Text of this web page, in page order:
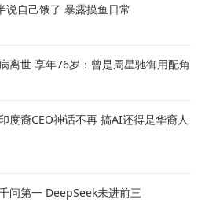
说自己饿了 暴露摸鱼日常
离世 享年76岁：曾是周星驰御用配角
度裔CEO神话不再 搞AI还得是华裔人
问第一 DeepSeek未进前三